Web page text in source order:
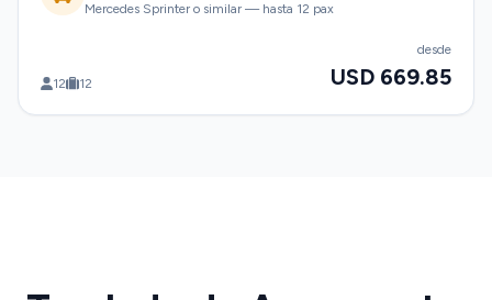
Mercedes Sprinter o similar — hasta 12 pax
12 12
desde
USD 669.85